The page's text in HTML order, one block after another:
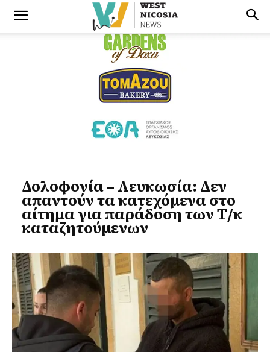
Δολοφονία – Λευκωσία: Δεν
απαντούν τα κατεχόμενα στο
αίτημα για παράδοση των Τ/κ
καταζητούμενων